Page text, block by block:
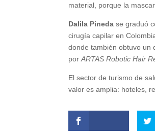
material, porque la
Dalila Pineda se graduó
cirugía capilar en
donde también obtuvo un
porARTAS Robotic Hair
El sector de turismo de
valor es amplia: hoteles,